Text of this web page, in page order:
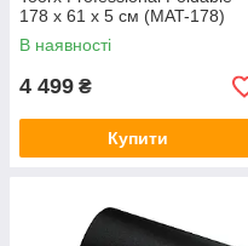
178 х 61 х 5 см (MAT-178)
В наявності
4 499 ₴
Купити